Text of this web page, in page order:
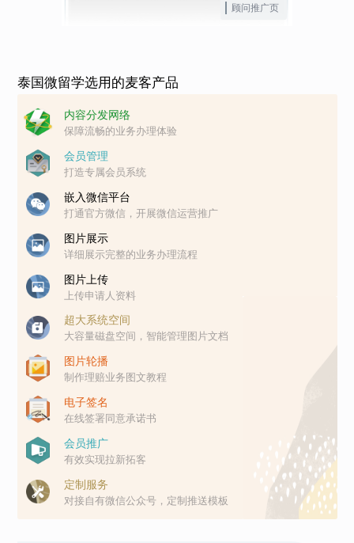
顾问推广页
泰国微留学选用的麦客产品
内容分发网络
保障流畅的业务办理体验
会员管理
打造专属会员系统
嵌入微信平台
打通官方微信，开展微信运营推广
图片展示
详细展示完整的业务办理流程
图片上传
上传申请人资料
超大系统空间
大容量磁盘空间，智能管理图片文档
图片轮播
制作理赔业务图文教程
电子签名
在线签署同意承诺书
会员推广
有效实现拉新拓客
定制服务
对接自有微信公众号，定制推送模板